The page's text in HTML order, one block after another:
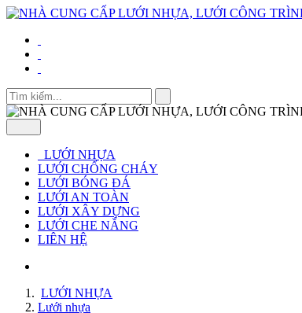
LƯỚI NHỰA
LƯỚI CHỐNG CHÁY
LƯỚI BÓNG ĐÁ
LƯỚI AN TOÀN
LƯỚI XÂY DỰNG
LƯỚI CHE NẮNG
LIÊN HỆ
LƯỚI NHỰA
Lưới nhựa